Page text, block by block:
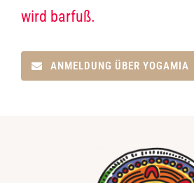
wird barfuß.
ANMELDUNG ÜBER YOGAMIA